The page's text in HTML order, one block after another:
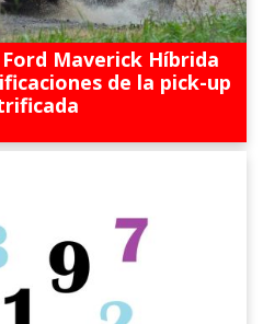
Maverick Híbrida
de la pick-up